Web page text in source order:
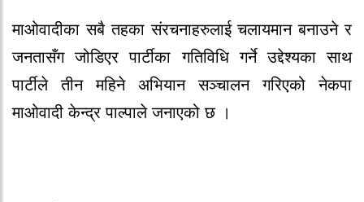
माओवादीका सबै तहका संरचनाहरुलाई चलायमान बनाउने र
जनतासँग जोडिएर पार्टीका गतिविधि गर्ने उद्देश्यका साथ
पार्टीले तीन महिने अभियान सञ्चालन गरिएको नेकपा
माओवादी केन्द्र पाल्पाले जनाएको छ ।